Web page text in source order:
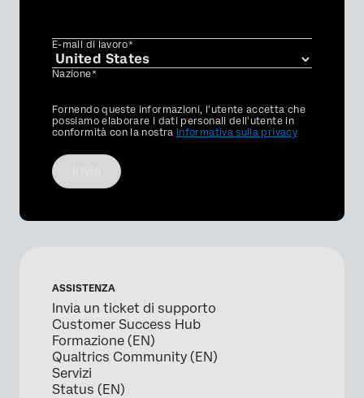
E-mail di lavoro*
Nazione*
Privacy
Optin
Fornendo queste informazioni, l'utente accetta che
possiamo elaborare i dati personali dell'utente in
conformità con la nostra Informativa sulla privacy
ASSISTENZA
Invia un ticket di supporto
Customer Success Hub
Formazione (EN)
Qualtrics Community (EN)
Servizi
Status (EN)